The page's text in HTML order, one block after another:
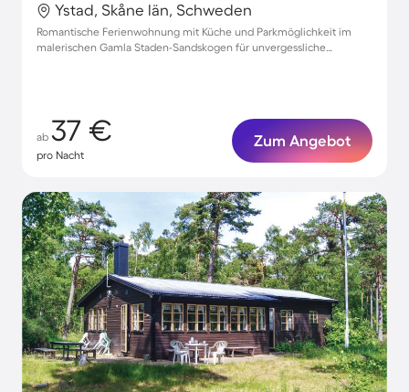
Ystad, Skåne län, Schweden
Romantische Ferienwohnung mit Küche und Parkmöglichkeit im
malerischen Gamla Staden-Sandskogen für unvergessliche
ab 37 €
pro Nacht
Zum Angebot